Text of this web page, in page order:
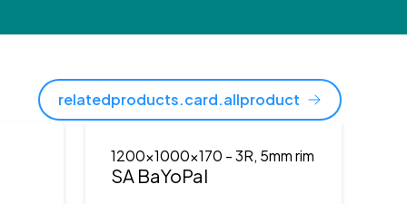
relatedproducts.card.allproduct
1200x1000x170 - 3R, 5mm rim
SA BaYoPal